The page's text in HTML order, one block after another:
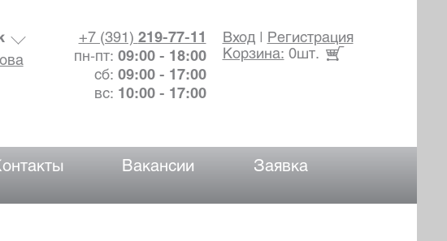
Вход|
Регистрация
Корзина: 0шт.
+7 (391) 219-77-11
пн-пт: 09:00 - 18:00
сб: 09:00 - 17:00
вс: 10:00 - 17:00
Вакансии Заявка